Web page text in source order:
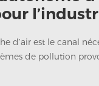
d’air est le canal
de pollution